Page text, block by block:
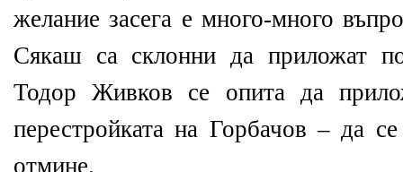
желание засега е много-много
Сякаш са склонни да приложат
Тодор Живков се опита да
перестройката на Горбачов – да
отмине.